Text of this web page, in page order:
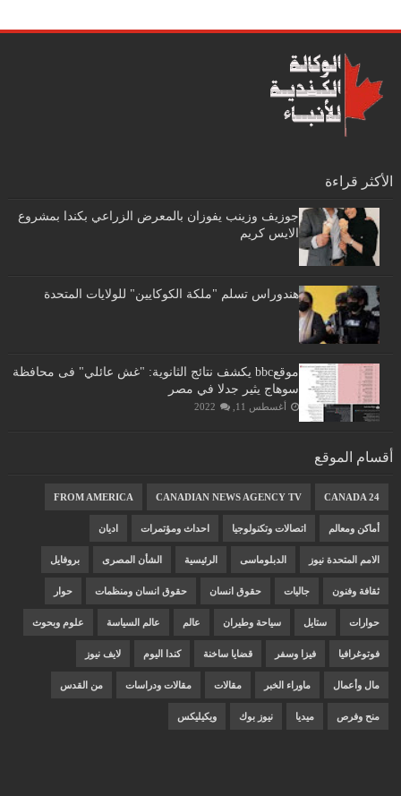
الأكثر قراءة
جوزيف وزينب يفوزان بالمعرض الزراعي بكندا بمشروع
الايس كريم
هندوراس تسلم "ملكة الكوكايين" للولايات المتحدة
موقعbbc يكشف نتائج الثانوية: "غش عائلي" فى محافظة
سوهاج يثير جدلا في مصر
أغسطس 11, 2022
أقسام الموقع
CANADA 24
CANADIAN NEWS AGENCY TV
FROM AMERICA
أماكن ومعالم اتصالات وتكنولوجيا احداث ومؤتمرات اديان
الامم المتحدة نيوز الدبلوماسى الرئيسية الشأن المصرى بروفايل
ثقافة وفنون جاليات حقوق انسان حقوق انسان ومنظمات حوار
حوارات ستايل سياحة وطيران عالم عالم السياسة علوم وبحوث
فوتوغرافيا فيزا وسفر قضايا ساخنة كندا اليوم لايف نيوز
مال وأعمال ماوراء الخبر مقالات مقالات ودراسات من القدس
منح وفرص ميديا نيوز بوك ويكيليكس